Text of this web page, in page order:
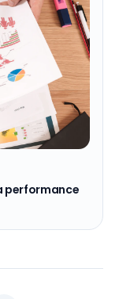
performance